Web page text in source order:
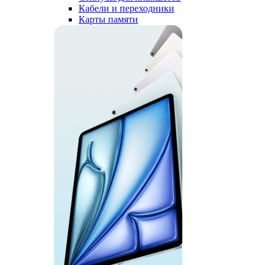
Кабели и переходники
Карты памяти